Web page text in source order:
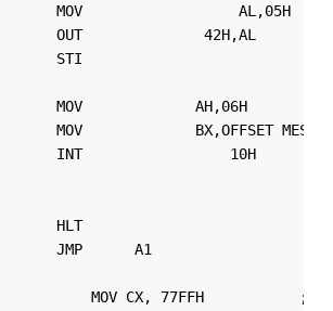
A1:				MOV  				 AL,05H
				STI
MOV				AH,06H
				HLT
				JMP      A1
DELAY:				MOV